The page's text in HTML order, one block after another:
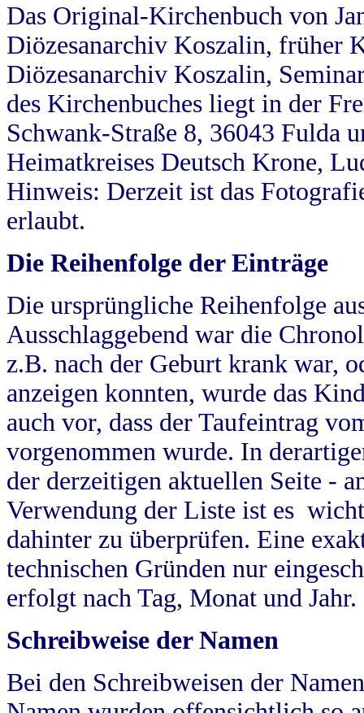
Das Original-Kirchenbuch von
Diözesanarchiv Koszalin, früher
Diözesanarchiv Koszalin,
des Kirchenbuches liegt in der
Schwank-Straße 8, 36043 Fulda
Heimatkreises Deutsch Krone,
Hinweis: Derzeit ist das
erlaubt.
Die Reihenfolge der Einträge
Die ursprüngliche Reihenfolge
Ausschlaggebend war die
z.B. nach der Geburt krank war,
anzeigen konnten, wurde das
auch vor, dass der Taufeintrag
vorgenommen wurde. In
der derzeitigen aktuellen Seite -
Verwendung der Liste ist es
dahinter zu überprüfen. Eine
technischen Gründen nur
erfolgt nach Tag, Monat und Jahr.
Schreibweise der Namen
Bei den Schreibweisen der